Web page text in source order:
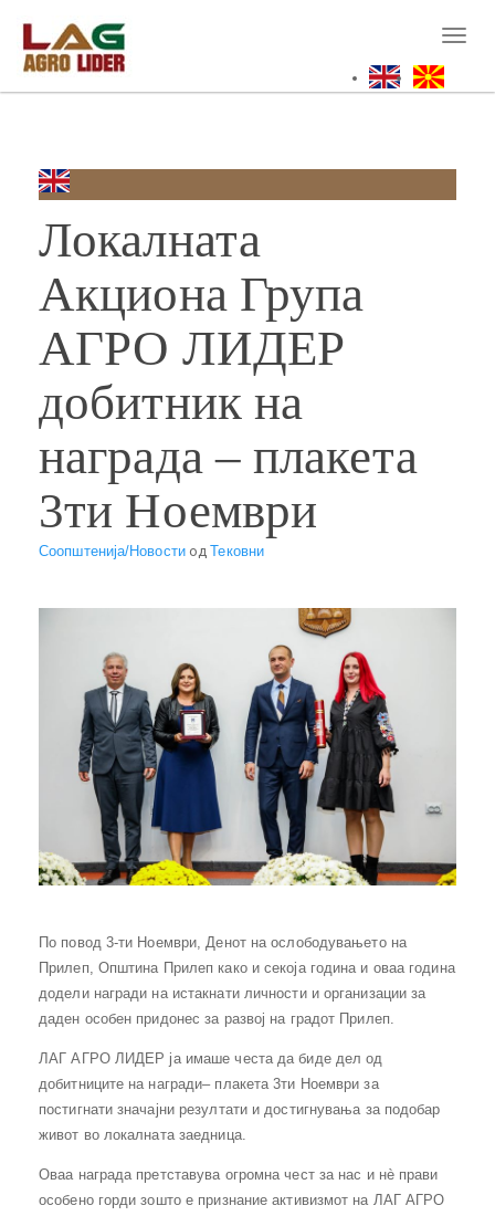
main
content
Локалната
Акциона Група
АГРО ЛИДЕР
добитник на
награда – плакета
3ти Ноември
Соопштенија/НовостиодТековни
По повод 3-ти Ноември, Денот на ослободувањето на
Прилеп, Општина Прилеп како и секоја година и оваа година
додели награди на истакнати личности и организации за
даден особен придонес за развој на градот Прилеп.
ЛАГ АГРО ЛИДЕР ја имаше честа да биде дел од
добитниците на награди– плакета 3ти Ноември за
постигнати значајни резултати и достигнувања за подобар
живот во локалната заедница.
Оваа награда претставува огромна чест за нас и нè прави
особено горди зошто е признание активизмот на ЛАГ АГРО